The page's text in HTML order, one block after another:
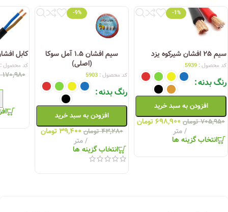
-1%
سیم ۲۵ افشان شیرکوه یزد
کد محصول : 5939
رنگ بدنه
افزودن به سبد خرید
۷۰۵,۹۵۰ تومان ۶۹۸,۹۰۰تومان
متر
انتخاب گزینه ها
-9%
سیم افشان ۱.۵ آمل سوکا
(اصلی)
کد محصول : 5903
رنگ بدنه
افزودن به سبد خرید
۴۳,۲۸۰ تومان ۳۹,۴۰۰ تومان
متر
انتخاب گزینه ها
کابل افشان ۲.۵*۲
کد محصول
۱۷۰,۹۸۰